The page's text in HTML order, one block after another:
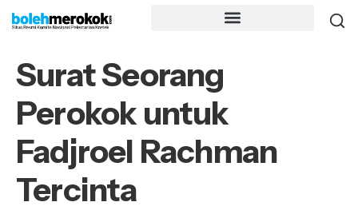
Surat Seorang
Perokok untuk
Fadjroel Rachman
Tercinta